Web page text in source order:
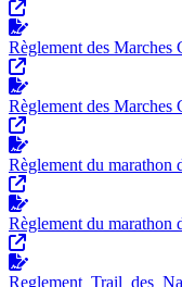
Règlement des Marches
Règlement des Marches
Règlement du marathon
Règlement du marathon